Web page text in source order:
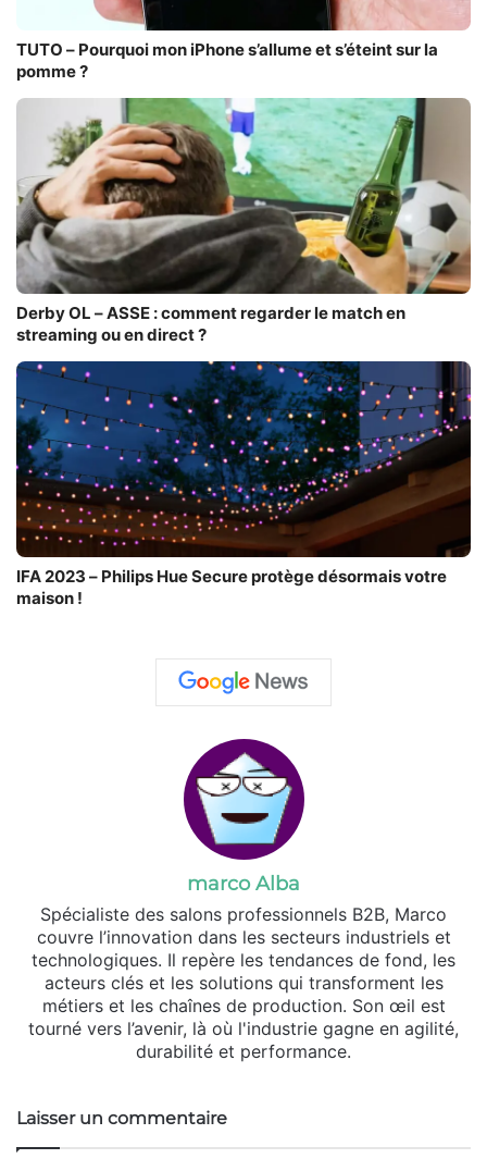
TUTO – Pourquoi mon iPhone s’allume et s’éteint sur la
pomme ?
Derby OL – ASSE : comment regarder le match en
streaming ou en direct ?
IFA 2023 – Philips Hue Secure protège désormais votre
maison !
marco Alba
Spécialiste des salons professionnels B2B, Marco
couvre l’innovation dans les secteurs industriels et
technologiques. Il repère les tendances de fond, les
acteurs clés et les solutions qui transforment les
métiers et les chaînes de production. Son œil est
tourné vers l’avenir, là où l'industrie gagne en agilité,
durabilité et performance.
Laisser un commentaire